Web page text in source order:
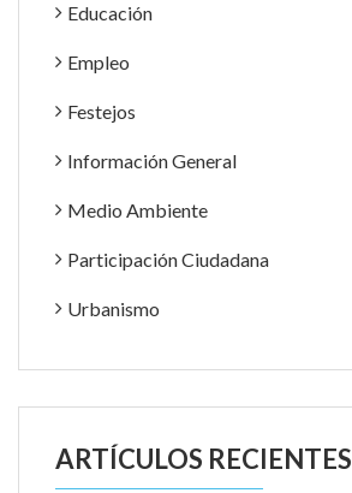
Educación
Empleo
Festejos
Información General
Medio Ambiente
Participación Ciudadana
Urbanismo
ARTÍCULOS RECIENTES